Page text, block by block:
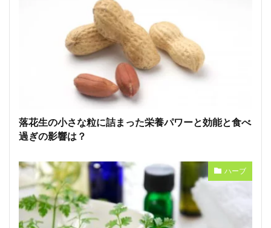
落花生の小さな粒に詰まった栄養パワーと効能と食べ
過ぎの影響は？
ハーブ